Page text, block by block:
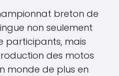
breton de
non seulement
participants, mais
des motos
monde de plus en